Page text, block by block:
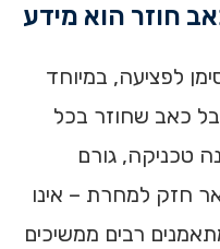
חוזר הוא מידע
לפציעה, במיוחד
כאב שחוזר בכל
טכניקה, גורם
חזק למחרת – אינו
רבים ממשיכים